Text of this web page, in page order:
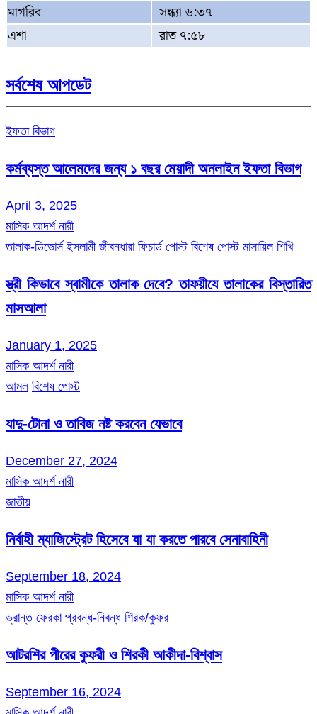
মাগরিব
সন্ধ্যা ৬:৩৭
এশা
রাত ৭:৫৮
সর্বশেষ আপডেট
ইফতা বিভাগ
কর্মব্যস্ত আলেমদের জন্য ১ বছর মেয়াদী অনলাইন ইফতা বিভাগ
April 3, 2025
মাসিক আদর্শ নারী
তালাক-ডিভোর্স ইসলামী জীবনধারা ফিচার্ড পোস্ট বিশেষ পোস্ট মাসায়িল শিখি
স্ত্রী কিভাবে স্বামীকে তালাক দেবে? তাফয়ীযে তালাকের বিস্তারিত
মাসআলা
January 1, 2025
মাসিক আদর্শ নারী
আমল বিশেষ পোস্ট
যাদু-টোনা ও তাবিজ নষ্ট করবেন যেভাবে
December 27, 2024
মাসিক আদর্শ নারী
জাতীয়
নির্বাহী ম্যাজিস্ট্রেট হিসেবে যা যা করতে পারবে সেনাবাহিনী
September 18, 2024
মাসিক আদর্শ নারী
ভ্রান্ত ফেরকা প্রবন্ধ-নিবন্ধ শিরক/কুফর
আটরশির পীরের কুফরী ও শিরকী আকীদা-বিশ্বাস
September 16, 2024